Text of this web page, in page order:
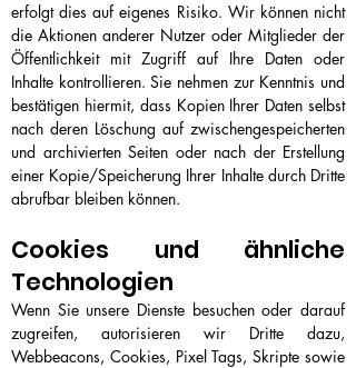
erfolgt dies auf eigenes Risiko. Wir können nicht
die Aktionen anderer Nutzer oder Mitglieder der
Öffentlichkeit mit Zugriff auf Ihre Daten oder
Inhalte kontrollieren. Sie nehmen zur Kenntnis und
bestätigen hiermit, dass Kopien Ihrer Daten selbst
nach deren Löschung auf zwischengespeicherten
und archivierten Seiten oder nach der Erstellung
einer Kopie/Speicherung Ihrer Inhalte durch Dritte
abrufbar bleiben können.
Cookies und ähnliche
Technologien
Wenn Sie unsere Dienste besuchen oder darauf
zugreifen, autorisieren wir Dritte dazu,
Webbeacons, Cookies, Pixel Tags, Skripte sowie